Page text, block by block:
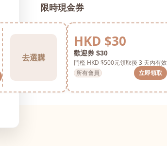
限時現金券
去選購
HKD $30
歡迎券 $30
門檻 HKD $500元領取後 3 天內有效
所有會員
立即領取